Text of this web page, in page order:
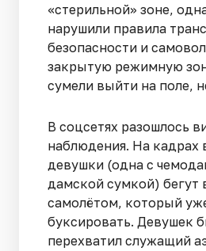
«стерильной» зоне,
нарушили правила
безопасности и
закрытую режимную
сумели выйти на поле,
В соцсетях разошлось
наблюдения. На кадрах
девушки (одна с
дамской сумкой) бегут
самолётом, который
буксировать. Девушек
перехватил служащий